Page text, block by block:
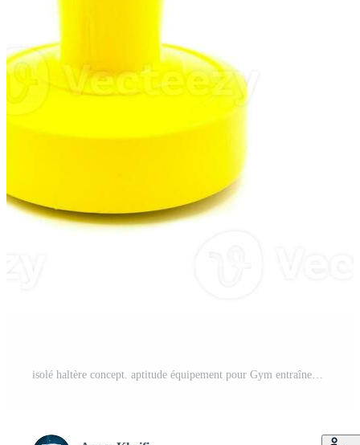
isolé haltère concept. aptitude équipement pour Gym entraînement, force entraînement, la musculation, et dynamophilie Photo Pro